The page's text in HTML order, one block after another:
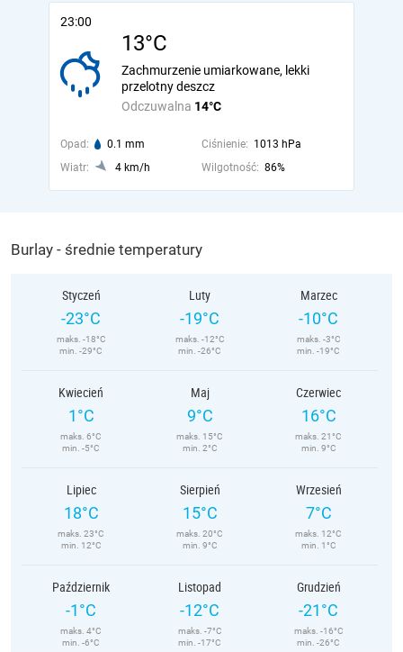
23:00
13°C
Odczuwalna 14°C
Zachmurzenie umiarkowane, lekki
przelotny deszcz
Opad: 0.1 mm Ciśnienie: 1013 hPa
Wiatr:
4 km/h Wilgotność: 86%
Burlay - średnie temperatury
Styczeń
-23°C
maks. -18°C
min. -29°C
Luty
-19°C
maks. -12°C
min. -26°C
Marzec
-10°C
maks. -3°C
min. -19°C
Kwiecień
1°C
maks. 6°C
min. -5°C
Maj
9°C
maks. 15°C
min. 2°C
Czerwiec
16°C
maks. 21°C
min. 9°C
Lipiec
18°C
maks. 23°C
min. 12°C
Sierpień
15°C
maks. 20°C
min. 9°C
Wrzesień
7°C
maks. 12°C
min. 1°C
Październik
-1°C
maks. 4°C
min. -6°C
Listopad
-12°C
maks. -7°C
min. -17°C
Grudzień
-21°C
maks. -16°C
min. -26°C